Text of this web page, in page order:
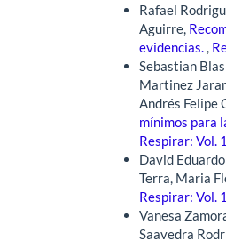
Rafael
Aguirre,
evidencias.,
Sebastian
Martinez
Andrés Felipe
mínimos para
Respirar: Vol.
David
Terra, Maria
Respirar: Vol.
Vanesa
Saavedra